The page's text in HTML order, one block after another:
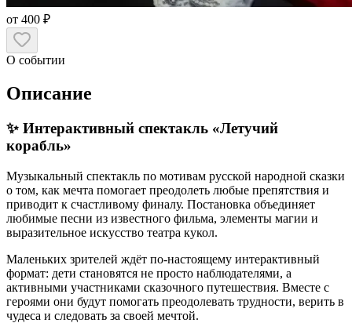
от 400 ₽
О событии
Описание
✨ Интерактивный спектакль «Летучий
корабль»
Музыкальный спектакль по мотивам русской народной сказки
о том, как мечта помогает преодолеть любые препятствия и
приводит к счастливому финалу. Постановка объединяет
любимые песни из известного фильма, элементы магии и
выразительное искусство театра кукол.
Маленьких зрителей ждёт по-настоящему интерактивный
формат: дети становятся не просто наблюдателями, а
активными участниками сказочного путешествия. Вместе с
героями они будут помогать преодолевать трудности, верить в
чудеса и следовать за своей мечтой.